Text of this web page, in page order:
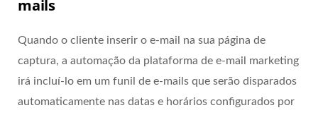
mails
Quando o cliente inserir o e-mail na sua página de
captura, a automação da plataforma de e-mail marketing
irá incluí-lo em um funil de e-mails que serão disparados
automaticamente nas datas e horários configurados por